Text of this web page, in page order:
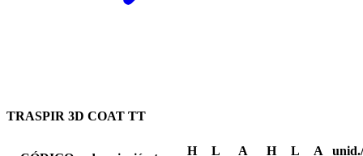
TRASPIR 3D COAT TT
H
L
A
H
L
A
unid./